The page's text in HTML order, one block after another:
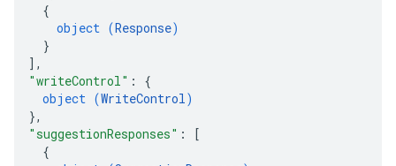
{
object (Response)
}
] ,
"writeControl" : {
object (WriteControl)
},
"suggestionResponses" :
[
{